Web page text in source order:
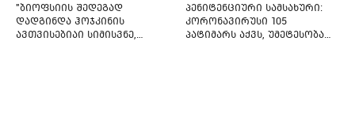
"ბიოფსიის შედეგად
დადგინდა ჰოჯკინის
ავთვისებიაი სიმისვნე,
პენიტენციური სამსახური:
კორონავირუსი 105
პატიმარს აქვს, უმეტესობა